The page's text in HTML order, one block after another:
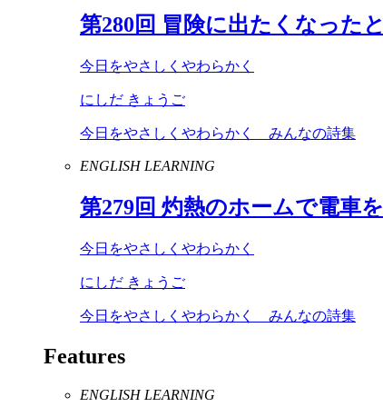
第280回 冒険に出たくなった
今日をやさしくやわらかく
にしだ きょうご
今日をやさしくやわらかく みんなの詩集
ENGLISH LEARNING
第279回 灼熱のホームで電車
今日をやさしくやわらかく
にしだ きょうご
今日をやさしくやわらかく みんなの詩集
Features
ENGLISH LEARNING